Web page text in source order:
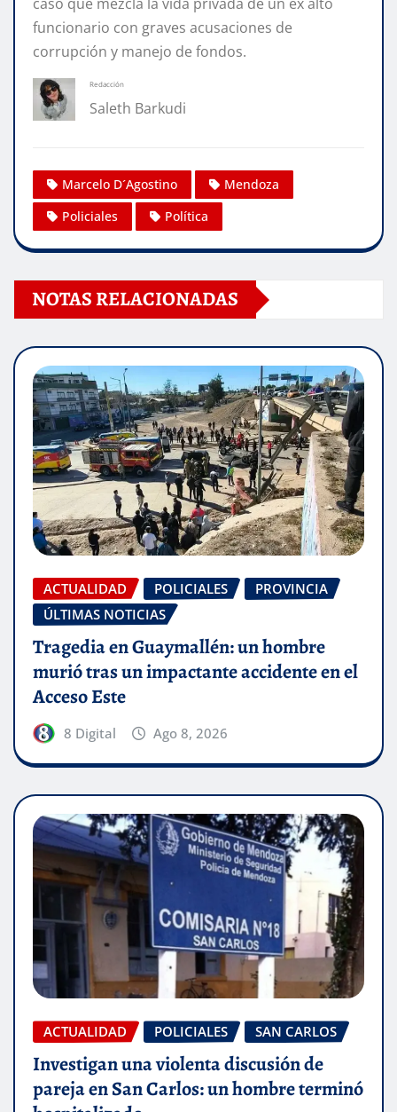
funcionario con graves acusaciones de
corrupción y manejo de fondos.
Redacción
Saleth Barkudi
Marcelo D´Agostino
Mendoza
Policiales
Política
NOTAS RELACIONADAS
ACTUALIDAD POLICIALES
PROVINCIA
ÚLTIMAS NOTICIAS
Tragedia en Guaymallén: un hombre
murió tras un impactante accidente en el
Acceso Este
8 Digital Ago 8, 2026
ACTUALIDAD POLICIALES SAN CARLOS
Investigan una violenta discusión de
pareja en San Carlos: un hombre terminó